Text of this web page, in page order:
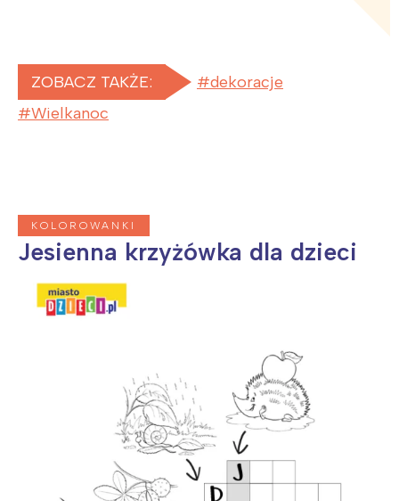
ZOBACZ TAKŻE:
dekoracje
Wielkanoc
KOLOROWANKI
Jesienna krzyżówka dla dzieci
Interesują mnie wydarzenia z
tego regionu:
Warszawa
Trójmiasto
Wrocław
Kraków
Południe
Północ
Wszystkie
Wybieram